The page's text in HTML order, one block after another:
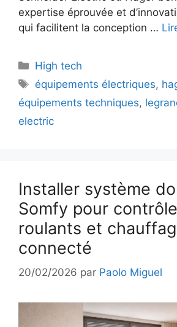
expertise éprouvée et
qui facilitent la conception …
Catégories
High tech
Étiquettes
équipements électriques,
équipements techniques,
electric
Installer système
Somfy pour
roulants et
connecté
20/02/2026 par Paolo Miguel